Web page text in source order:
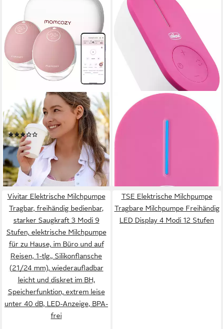
MOMCOZY
Elektrische Milchpumpe M9
Mobile Breast Pump, 2-tlg.
(4)
221,89 € UVP316,99 €
20,27 €mtl. in 12 Raten
-30%
lieferbar - in 2-3 Werktagen bei dir
CHICCO
Elektrische Milchpumpe,
tragbar
Vivitar Elektrische Milchpumpe
Tragbar, freihändig bedienbar,
starker Saugkraft 3 Modi 9
Stufen, elektrische Milchpumpe
für zu Hause, im Büro und auf
Reisen, 1-tlg., Silikonflansche
(21/24 mm), wiederaufladbar
leicht und diskret im BH,
Speicherfunktion, extrem leise
unter 40 dB, LED-Anzeige, BPA-
frei
TSE Elektrische Milchpumpe
Tragbare Milchpumpe Freihändig
LED Display 4 Modi 12 Stufen